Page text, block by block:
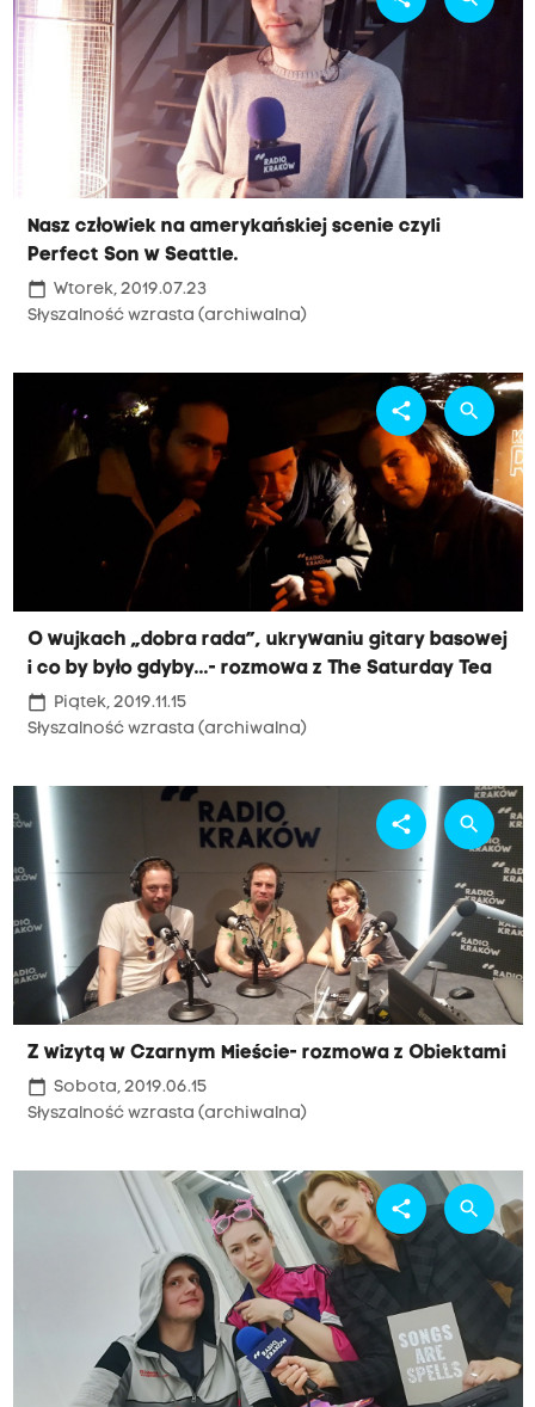
Nasz człowiek na amerykańskiej scenie czyli
Perfect Son w Seattle.
calendar_today Wtorek, 2019.07.23
Słyszalność wzrasta (archiwalna)
O wujkach „dobra rada”, ukrywaniu gitary basowej
i co by było gdyby...- rozmowa z The Saturday Tea
calendar_today Piątek, 2019.11.15
Słyszalność wzrasta (archiwalna)
share search
Z wizytą w Czarnym Mieście- rozmowa z Obiektami
calendar_today Sobota, 2019.06.15
Słyszalność wzrasta (archiwalna)
share search
share search